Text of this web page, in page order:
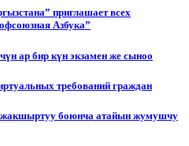
приглашает всех
Азбука”
ар бир күн экзамен же сыноо
требований граждан
боюнча атайын жумушчу